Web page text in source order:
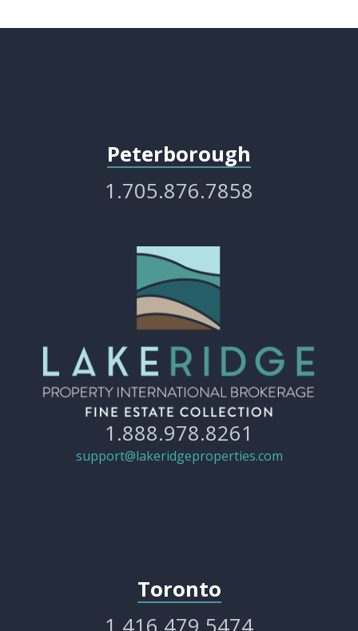
Peterborough
1.705.876.7858
1.888.978.8261
support@lakeridgeproperties.com
Toronto
1.416.479.5474